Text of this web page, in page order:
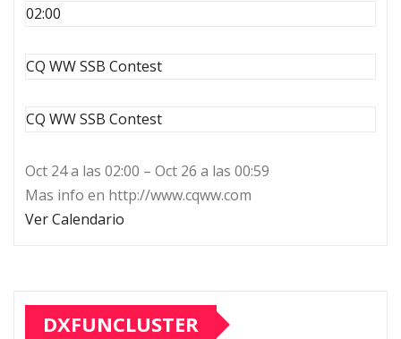
02:00
CQ WW SSB Contest
CQ WW SSB Contest
Oct 24 a las 02:00 – Oct 26 a las 00:59
Mas info en http://www.cqww.com
Ver Calendario
DXFUNCLUSTER